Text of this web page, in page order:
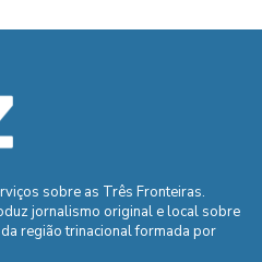
sobre as Três Fronteiras.
jornalismo original e local sobre
região trinacional formada por